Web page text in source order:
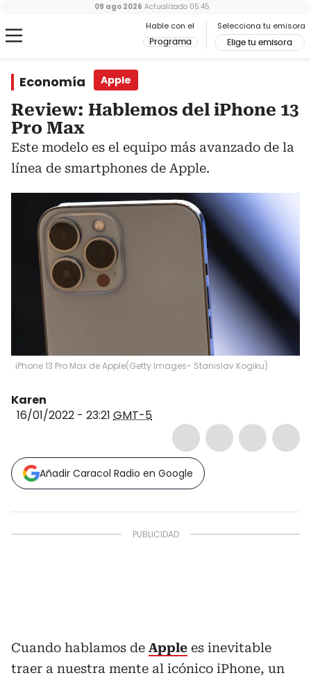
Hable con el
Programa
Selecciona tu emisora
Elige tu emisora
09 ago 2026 Actualizado 05:45
Economía Apple
Review: Hablemos del iPhone 13
Pro Max
Este modelo es el equipo más avanzado de la
línea de smartphones de Apple.
iPhone 13 Pro Max de Apple(Getty Images- Stanislav Kogiku)
Karen
16/01/2022 - 23:21 GMT-5
Añadir Caracol Radio en Google
Cuando hablamos de Apple es inevitable
traer a nuestra mente al icónico iPhone, un